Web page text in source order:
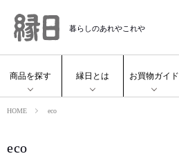
暮らしのあれやこれや
商品を探す 縁日とは お買物ガイド
HOME eco
eco